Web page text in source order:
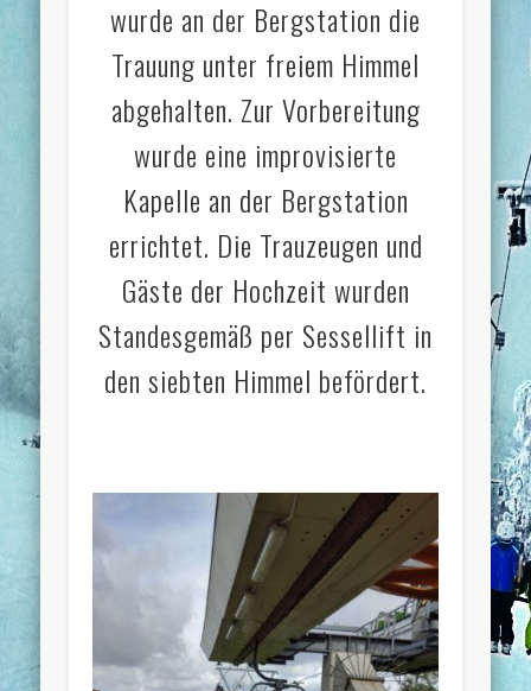
wurde an der Bergstation die
Trauung unter freiem Himmel
abgehalten. Zur Vorbereitung
wurde eine improvisierte
Kapelle an der Bergstation
errichtet. Die Trauzeugen und
Gäste der Hochzeit wurden
Standesgemäß per Sessellift in
den siebten Himmel befördert.